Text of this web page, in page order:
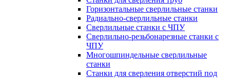
Горизонтальные сверлильные станки
Радиально-сверлильные станки
Сверлильные станки с ЧПУ
Сверлильно-резьбонарезные станки с
ЧПУ
Многошпиндельные сверлильные
станки
Станки для сверления отверстий под